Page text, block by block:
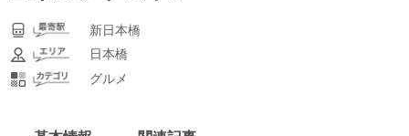
新日本橋
日本橋
グルメ